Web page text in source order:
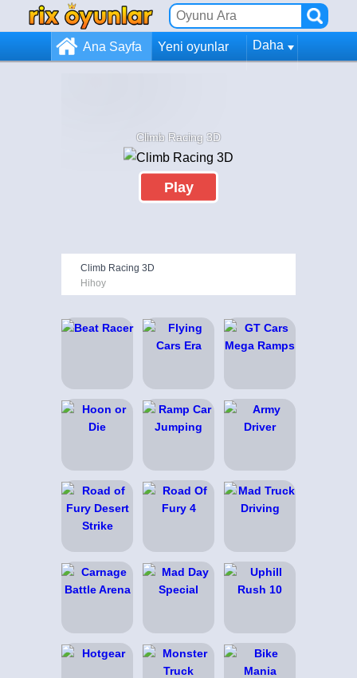
Ana Sayfa Yeni oyunlar Daha
Climb Racing 3D
Play
Climb Racing 3D
Hihoy